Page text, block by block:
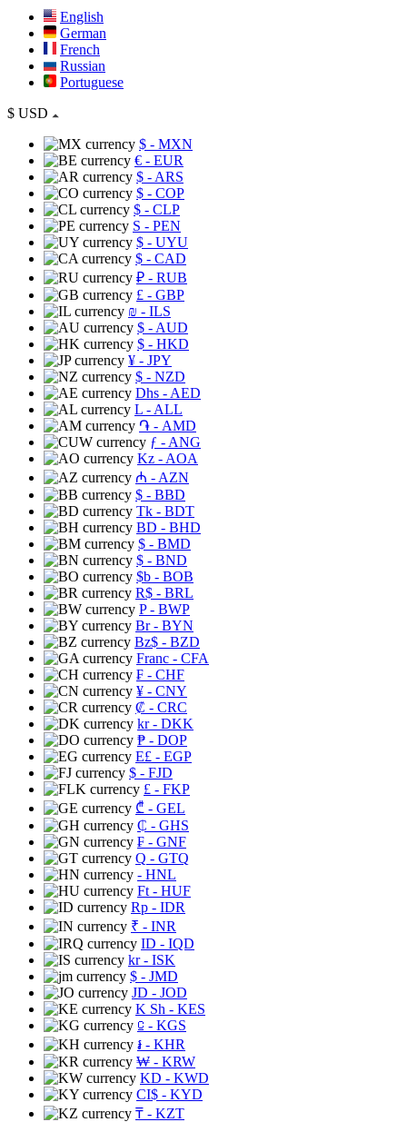
English
German
French
Russian
Portuguese
$ USD
$ - MXN
€ - EUR
$ - ARS
$ - COP
$ - CLP
S - PEN
$ - UYU
$ - CAD
₽ - RUB
£ - GBP
₪ - ILS
$ - AUD
$ - HKD
¥ - JPY
$ - NZD
Dhs - AED
L - ALL
֏ - AMD
ƒ - ANG
Kz - AOA
₼ - AZN
$ - BBD
Tk - BDT
BD - BHD
$ - BMD
$ - BND
$b - BOB
R$ - BRL
P- BWP
Br- BYN
Bz$ - BZD
Franc - CFA
₣ - CHF
¥ - CNY
₡ - CRC
kr- DKK
₱ - DOP
E£ - EGP
$ - FJD
£ - FKP
₾ - GEL
₵ - GHS
₣ - GNF
Q - GTQ
- HNL
Ft - HUF
Rp - IDR
₹ - INR
ID - IQD
kr- ISK
$ - JMD
JD - JOD
K Sh - KES
⃀ - KGS
៛ - KHR
₩ - KRW
KD - KWD
CI$ - KYD
₸ - KZT